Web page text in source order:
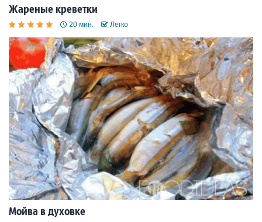
Жареные креветки
20 мин. Легко
Мойва в духовке